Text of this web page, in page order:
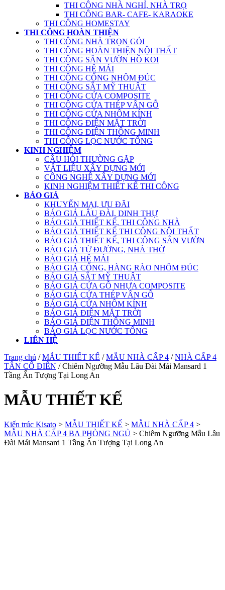
THI CÔNG NHÀ NGHỈ, NHÀ TRỌ
THI CÔNG BAR- CAFE- KARAOKE
THI CÔNG HOMESTAY
THI CÔNG HOÀN THIỆN
THI CÔNG NHÀ TRỌN GÓI
THI CÔNG HOÀN THIỆN NỘI THẤT
THI CÔNG SÂN VƯỜN HỒ KOI
THI CÔNG HỆ MÁI
THI CÔNG CỔNG NHÔM ĐÚC
THI CÔNG SẮT MỸ THUẬT
THI CÔNG CỬA COMPOSITE
THI CÔNG CỬA THÉP VÂN GỖ
THI CÔNG CỬA NHÔM KÍNH
THI CÔNG ĐIỆN MẶT TRỜI
THI CÔNG ĐIỆN THÔNG MINH
THI CÔNG LỌC NƯỚC TỔNG
KINH NGHIỆM
CÂU HỎI THƯỜNG GẶP
VẬT LIỆU XÂY DỰNG MỚI
CÔNG NGHỆ XÂY DỰNG MỚI
KINH NGHIỆM THIẾT KẾ THI CÔNG
BÁO GIÁ
KHUYẾN MẠI, ƯU ĐÃI
BÁO GIÁ LÂU ĐÀI, DINH THỰ
BÁO GIÁ THIẾT KẾ, THI CÔNG NHÀ
BÁO GIÁ THIẾT KẾ THI CÔNG NỘI THẤT
BÁO GIÁ THIẾT KẾ, THI CÔNG SÂN VƯỜN
BÁO GIÁ TỪ ĐƯỜNG, NHÀ THỜ
BÁO GIÁ HỆ MÁI
BÁO GIÁ CỔNG, HÀNG RÀO NHÔM ĐÚC
BÁO GIÁ SẮT MỸ THUẬT
BÁO GIÁ CỬA GỖ NHỰA COMPOSITE
BÁO GIÁ CỬA THÉP VÂN GỖ
BÁO GIÁ CỬA NHÔM KÍNH
BÁO GIÁ ĐIỆN MẶT TRỜI
BÁO GIÁ ĐIỆN THÔNG MINH
BÁO GIÁ LỌC NƯỚC TỔNG
LIÊN HỆ
Trang chủ /MẪU THIẾT KẾ /MẪU NHÀ CẤP 4 /NHÀ CẤP 4
TÂN CỔ ĐIỂN / Chiêm Ngưỡng Mẫu Lâu Đài Mái Mansard 1
Tầng Ấn Tượng Tại Long An
MẪU THIẾT KẾ
Kiến trúc Kisato > MẪU THIẾT KẾ > MẪU NHÀ CẤP 4 >
MẪU NHÀ CẤP 4 BA PHÒNG NGỦ > Chiêm Ngưỡng Mẫu Lâu
Đài Mái Mansard 1 Tầng Ấn Tượng Tại Long An